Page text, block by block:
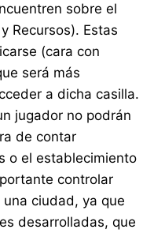
sobre el
Recursos). Estas
(cara con
será más
a dicha casilla.
jugador no podrán
de contar
o el establecimiento
controlar
ciudad, ya que
desarrolladas, que